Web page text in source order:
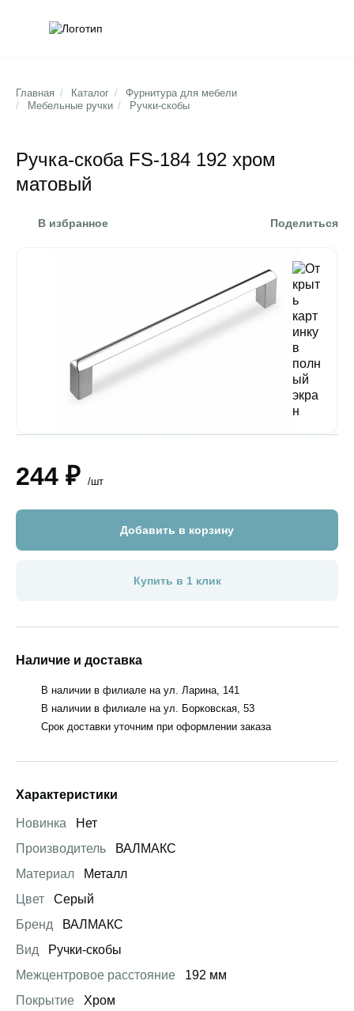
Главная / Каталог /
Фурнитура для мебели
/
Мебельные ручки / Ручки-скобы
Ручка-скоба FS-184 192 хром
матовый
В избранное Поделиться
244 ₽ /шт
Добавить в корзину
Купить в 1 клик
Наличие и доставка
В наличии в филиале на ул. Ларина, 141
В наличии в филиале на ул. Борковская, 53
Срок доставки уточним при оформлении заказа
Характеристики
Новинка
Нет
Производитель
ВАЛМАКС
Материал
Металл
Цвет
Серый
Бренд
ВАЛМАКС
Вид
Ручки-скобы
Межцентровое расстояние
192 мм
Покрытие
Хром